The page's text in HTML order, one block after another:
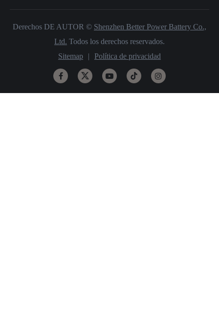
Derechos DE AUTOR © Shenzhen Better Power Battery Co.,
Ltd. Todos los derechos reservados.
Sitemap
| Política de privacidad